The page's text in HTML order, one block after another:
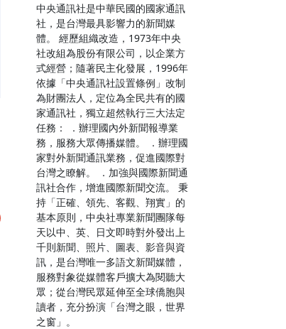
中央通訊社是中華民國的國家通訊
社，是台灣最具影響力的新聞媒
體。 經歷組織改造，1973年中央
社改組為股份有限公司，以企業方
式經營；隨著民主化發展，1996年
依據「中央通訊社設置條例」改制
為財團法人，定位為全民共有的國
家通訊社，獨立超然執行三大法定
任務： ．辦理國內外新聞報導業
務，服務大眾傳播媒體。 ．辦理國
家對外新聞通訊業務，促進國際對
台灣之瞭解。 ．加強與國際新聞通
訊社合作，增進國際新聞交流。 秉
持「正確、領先、客觀、翔實」的
基本原則，中央社專業新聞團隊每
天以中、英、日文即時對外發出上
千則新聞、照片、圖表、影音與資
訊，是台灣唯一多語文新聞媒體，
服務對象從媒體客戶擴大為閱聽大
眾；從台灣民眾延伸至全球僑胞與
讀者，充分扮演「台灣之眼，世界
之窗」。